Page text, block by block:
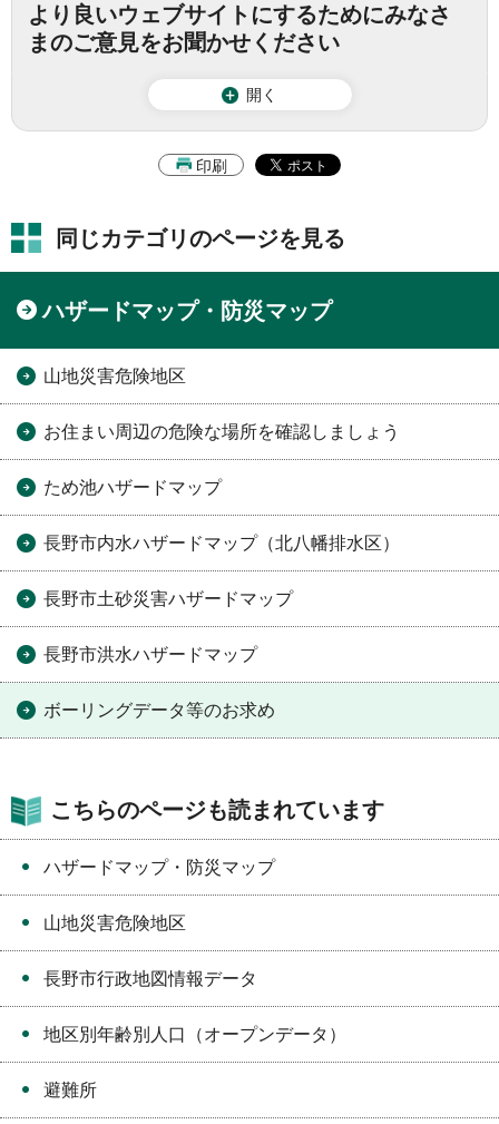
より良いウェブサイトにするためにみなさ
まのご意見をお聞かせください
開く
印刷
同じカテゴリのページを見る
ハザードマップ・防災マップ
山地災害危険地区
お住まい周辺の危険な場所を確認しましょう
ため池ハザードマップ
長野市内水ハザードマップ（北八幡排水区）
長野市土砂災害ハザードマップ
長野市洪水ハザードマップ
ボーリングデータ等のお求め
こちらのページも読まれています
ハザードマップ・防災マップ
山地災害危険地区
長野市行政地図情報データ
地区別年齢別人口（オープンデータ）
避難所